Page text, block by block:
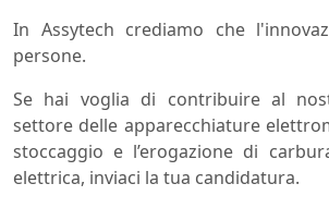
In Assytech crediamo che
persone.
Se hai voglia di contribuire al
settore delle apparecchiature
stoccaggio e l’erogazione di
elettrica, inviaci la tua candidatura.